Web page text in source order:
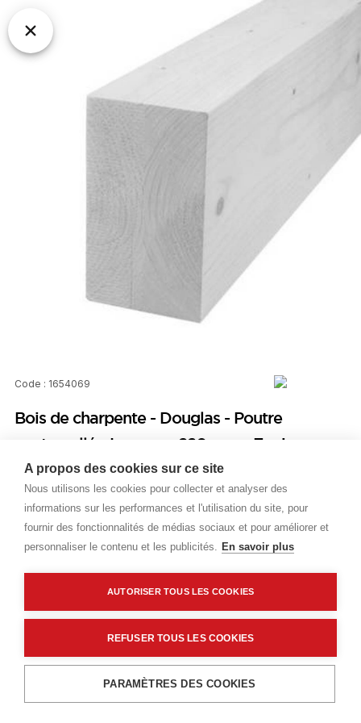
A propos des cookies sur ce site
Nous utilisons les cookies pour collecter et analyser des
informations sur les performances et l'utilisation du site, pour
fournir des fonctionnalités de médias sociaux et pour améliorer et
personnaliser le contenu et les publicités. En savoir plus
AUTORISER TOUS LES COOKIES
REFUSER TOUS LES COOKIES
PARAMÈTRES DES COOKIES
Code : 1654069
Bois de charpente - Douglas - Poutre
contrecollé - Largeur : 220 mm - Epaisseur :
80 mm - Longueur : 5500 mm - Visible
Prix public
Plus 0,71 € d'éco-part. DEEE
46,99 €TTC/ML
Livraisons & enlèvement
Livraison standard Sur commande
Ajouter au panier